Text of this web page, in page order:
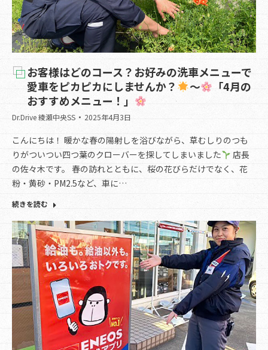
お客様はどのコース？お好みの洗車メニューで
愛車をピカピカにしませんか？
～
「4月の
おすすめメニュー！」
Dr.Drive 綾瀬中央SS 2025年4月3日
こんにちは！ 暖かな春の陽射しを浴びながら、草むしりのつも
りがついつい四つ葉のクローバーを探してしまいました
店長
の佐々木です。 春の訪れとともに、桜の花びらだけでなく、花
粉・黄砂・PM2.5など、車に…
続きを読む